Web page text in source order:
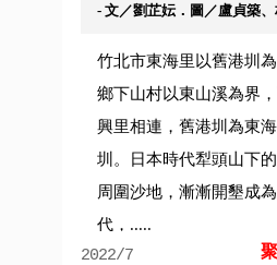
- 文／劉芷妘．圖／盧貞築
竹北市東海里以舊港圳
鄉下山村以東山溪為界
興里相連，舊港圳為東
圳。日本時代犁頭山下
周圍沙地，漸漸開墾成
代，.....
2022/7